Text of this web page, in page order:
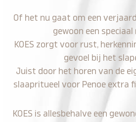
Of het nu gaat om een
gewoon een
KOES zorgt voor rust,
gevoel bij het
Juist door het horen van de
slaapritueel voor Penoe extra
KOES is allesbehalve een